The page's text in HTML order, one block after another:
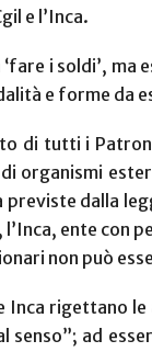
e l’Inca.
i soldi’,
e forme da
di tutti i
organismi
dalla
ente con
non può
rigettano
senso”; ad